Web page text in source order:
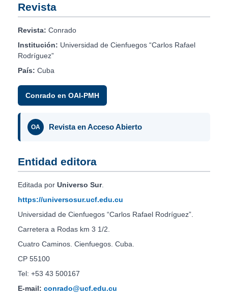
Revista
Revista: Conrado
Institución: Universidad de Cienfuegos “Carlos Rafael
Rodríguez”
País: Cuba
Conrado en OAI-PMH
OA Revista en Acceso Abierto
Entidad editora
Editada por Universo Sur.
https://universosur.ucf.edu.cu
Universidad de Cienfuegos “Carlos Rafael Rodríguez”.
Carretera a Rodas km 3 1/2.
Cuatro Caminos. Cienfuegos. Cuba.
CP 55100
Tel: +53 43 500167
E-mail: conrado@ucf.edu.cu